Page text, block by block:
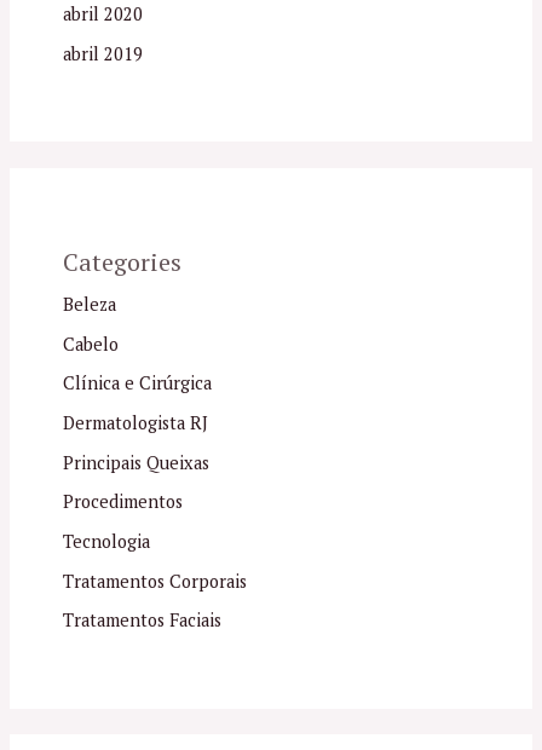
abril 2020
abril 2019
Categories
Beleza
Cabelo
Clínica e Cirúrgica
Dermatologista RJ
Principais Queixas
Procedimentos
Tecnologia
Tratamentos Corporais
Tratamentos Faciais